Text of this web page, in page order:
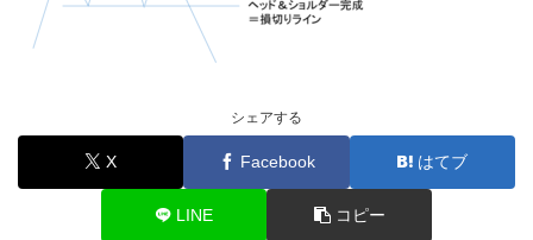
シェアする
X Facebook はてブ
LINE コピー